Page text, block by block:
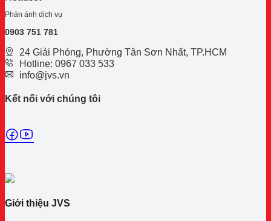
Phản ánh dịch vụ
0903 751 781
24 Giải Phóng, Phường Tân Sơn Nhất, TP.HCM
Hotline: 0967 033 533
info@jvs.vn
Kết nối với chúng tôi
Giới thiệu JVS